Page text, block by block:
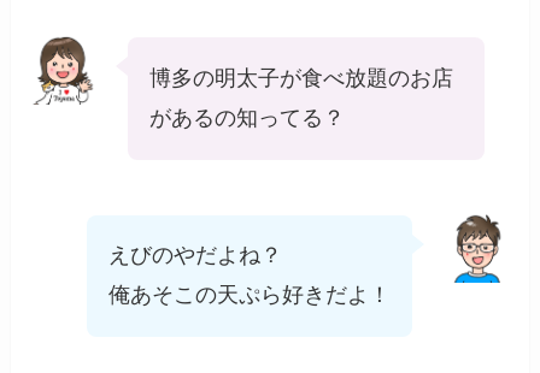
博多の明太子が食べ放題のお店
があるの知ってる？
えびのやだよね？
俺あそこの天ぷら好きだよ！